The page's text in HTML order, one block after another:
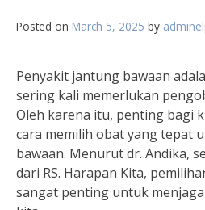
Posted on March 5, 2025 by
Penyakit jantung bawaan
sering kali memerlukan
Oleh karena itu, penting bagi
cara memilih obat yang tepat
bawaan. Menurut dr. Andika,
dari RS. Harapan Kita,
sangat penting untuk